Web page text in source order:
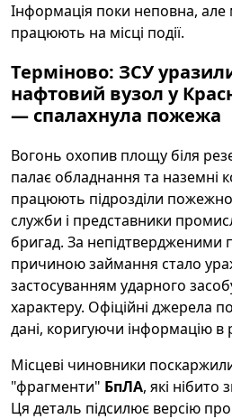
Інформація поки неповна, але
працюють на місці події.
Терміново: ЗСУ
нафтовий вузол у
— спалахнула пожежа
Вогонь охопив площу біля
палає обладнання та наземні
працюють підрозділи
служби і представники
бригад. За непідтвердженими
причиною займання стало
застосуванням ударного
характеру. Офіційні джерела
дані, коригуючи інформацію в
Місцеві чиновники
"фрагменти" БпЛА, які нібито
Ця деталь підсилює версію